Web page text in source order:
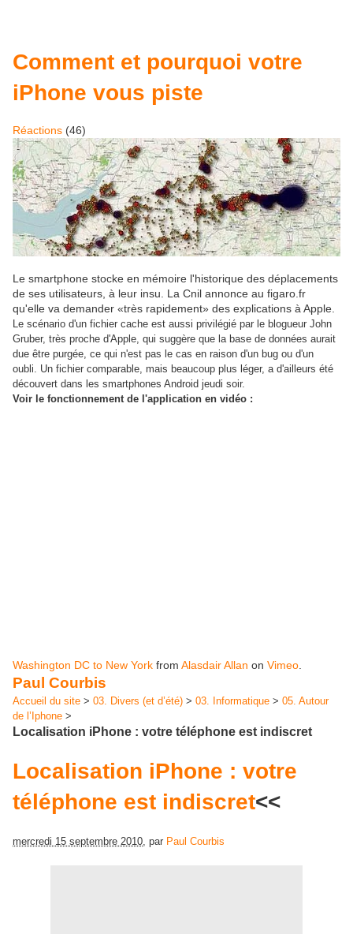
Comment et pourquoi votre
iPhone vous piste
Réactions (46)
Le smartphone stocke en mémoire l'historique des déplacements
de ses utilisateurs, à leur insu. La Cnil annonce au figaro.fr
qu'elle va demander «très rapidement» des explications à Apple.
Le scénario d'un fichier cache est aussi privilégié par le blogueur John
Gruber, très proche d'Apple, qui suggère que la base de données aurait
due être purgée, ce qui n'est pas le cas en raison d'un bug ou d'un
oubli. Un fichier comparable, mais beaucoup plus léger, a d'ailleurs été
découvert dans les smartphones Android jeudi soir.
Voir le fonctionnement de l'application en vidéo :
Washington DC to New York from Alasdair Allan on Vimeo
Paul Courbis
Accueil du site > 03. Divers (et d’été) > 03. Informatique > 05. Autour
de l’Iphone >
Localisation iPhone : votre téléphone est indiscret
Localisation iPhone : votre
téléphone est indiscret<<
mercredi 15 septembre 2010 , par Paul Courbis